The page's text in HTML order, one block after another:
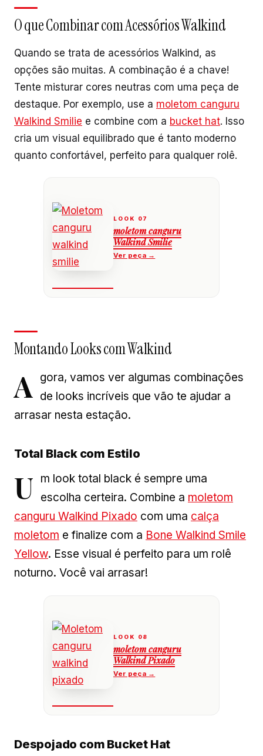
O que Combinar com Acessórios Walkind
Quando se trata de acessórios Walkind, as
opções são muitas. A combinação é a chave!
Tente misturar cores neutras com uma peça de
destaque. Por exemplo, use a moletom canguru
Walkind Smilie e combine com a bucket hat. Isso
cria um visual equilibrado que é tanto moderno
quanto confortável, perfeito para qualquer rolê.
moletom canguru
Walkind Smilie
Montando Looks com Walkind
A
gora, vamos ver algumas combinações
de looks incríveis que vão te ajudar a
arrasar nesta estação.
Total Black com Estilo
U
m look total black é sempre uma
escolha certeira. Combine a moletom
canguru Walkind Pixado com uma calça
moletom e finalize com a Bone Walkind Smile
Yellow. Esse visual é perfeito para um rolê
noturno. Você vai arrasar!
moletom canguru
Walkind Pixado
Despojado com Bucket Hat